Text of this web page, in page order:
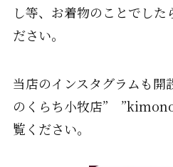
し等、お着物のことでした
ださい。
当店のインスタグラムも開
のくらち小牧店”
覧ください。